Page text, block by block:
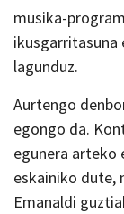
musika-
ikusgarritasuna
lagunduz.
Aurtengo
egongo da.
egunera arteko
eskainiko dute,
Emanaldi